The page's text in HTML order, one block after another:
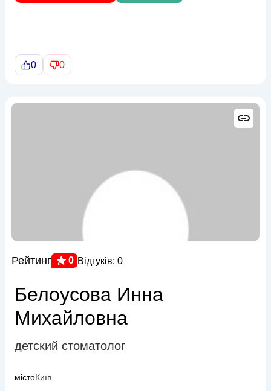
0 0
Рейтинг 0 Відгуків: 0
Белоусова Инна
Михайловна
детский стоматолог
містоКиїв